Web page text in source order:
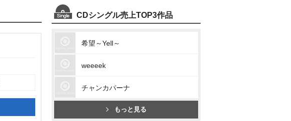
CDシングル売上TOP3作品
希望～Yell～
weeeek
チャンカパーナ
もっと見る